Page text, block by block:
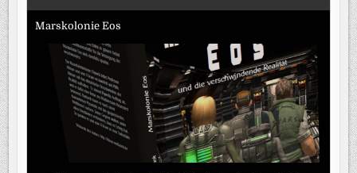
Marskolonie Eos